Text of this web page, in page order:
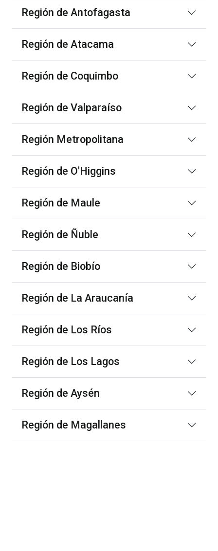
Región de Antofagasta
Región de Atacama
Región de Coquimbo
Región de Valparaíso
Región Metropolitana
Región de O'Higgins
Región de Maule
Región de Ñuble
Región de Biobío
Región de La Araucanía
Región de Los Ríos
Región de Los Lagos
Región de Aysén
Región de Magallanes